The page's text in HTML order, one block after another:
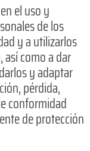
el uso y
de los
y a utilizarlos
como a dar
y adaptar
pérdida,
conformidad
de protección